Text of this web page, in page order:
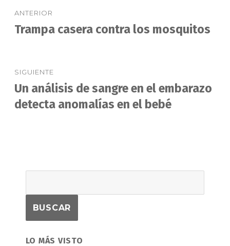
de
ANTERIOR
Entrada
Trampa casera contra los mosquitos
SIGUIENTE
Entrada
siguiente:
Un análisis de sangre en el embarazo
detecta anomalías en el bebé
LO MÁS VISTO